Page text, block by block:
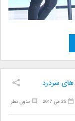
های سردرد
بدون نظر 25 می 2017